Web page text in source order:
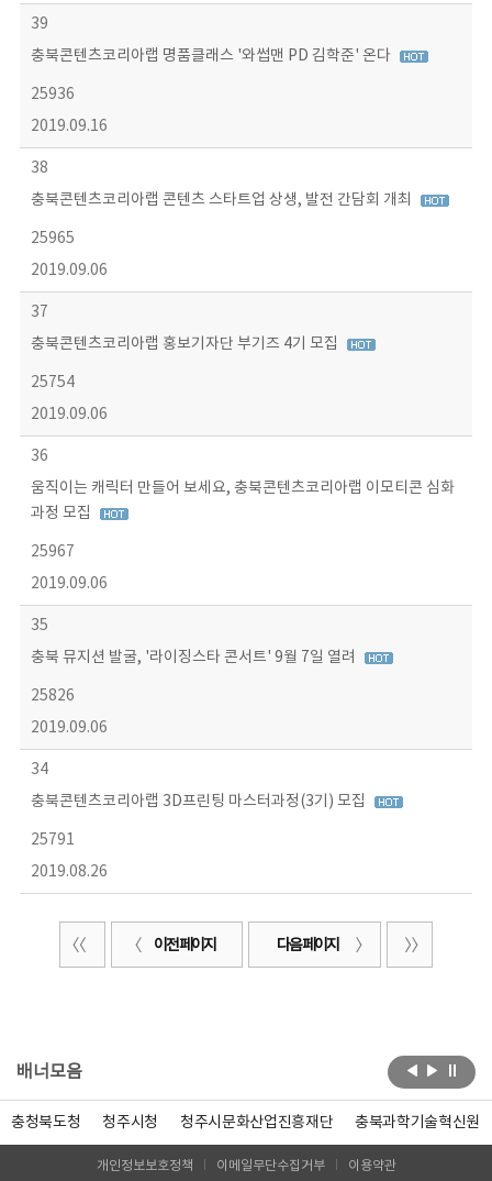
39
충북콘텐츠코리아랩 명품클래스 '와썹맨 PD 김학준' 온다
25936
2019.09.16
38
충북콘텐츠코리아랩 콘텐츠 스타트업 상생, 발전 간담회 개최
25965
2019.09.06
37
충북콘텐츠코리아랩 홍보기자단 부기즈 4기 모집
25754
2019.09.06
36
움직이는 캐릭터 만들어 보세요, 충북콘텐츠코리아랩 이모티콘 심화
과정 모집
25967
2019.09.06
35
충북 뮤지션 발굴, '라이징스타 콘서트' 9월 7일 열려
25826
2019.09.06
34
충북콘텐츠코리아랩 3D프린팅 마스터과정(3기) 모집
25791
2019.08.26
이전 페이지 다음 페이지
배너모음
충청북도청 청주시청 청주시문화산업진흥재단 충북과학기술혁신원
개인정보보호정책 이메일무단수집거부 이용약관